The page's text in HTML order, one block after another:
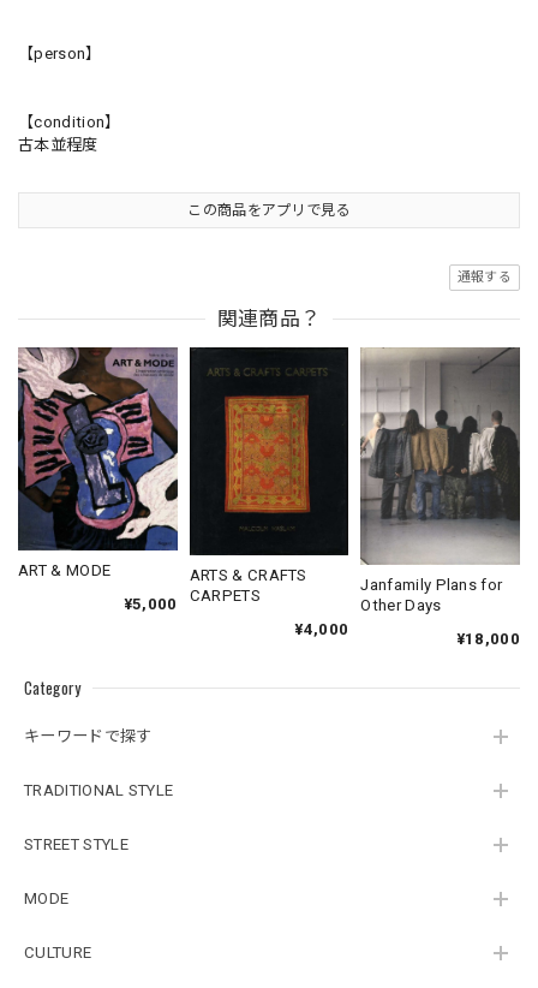
Category
キーワードで探す
TRADITIONAL STYLE
STREET STYLE
MODE
CULTURE
【person】
【condition】
古本並程度
この商品をアプリで見る
通報する
関連商品？
ART & MODE
¥5,000
ARTS & CRAFTS
CARPETS
¥4,000
Janfamily Plans for
Other Days
¥18,000